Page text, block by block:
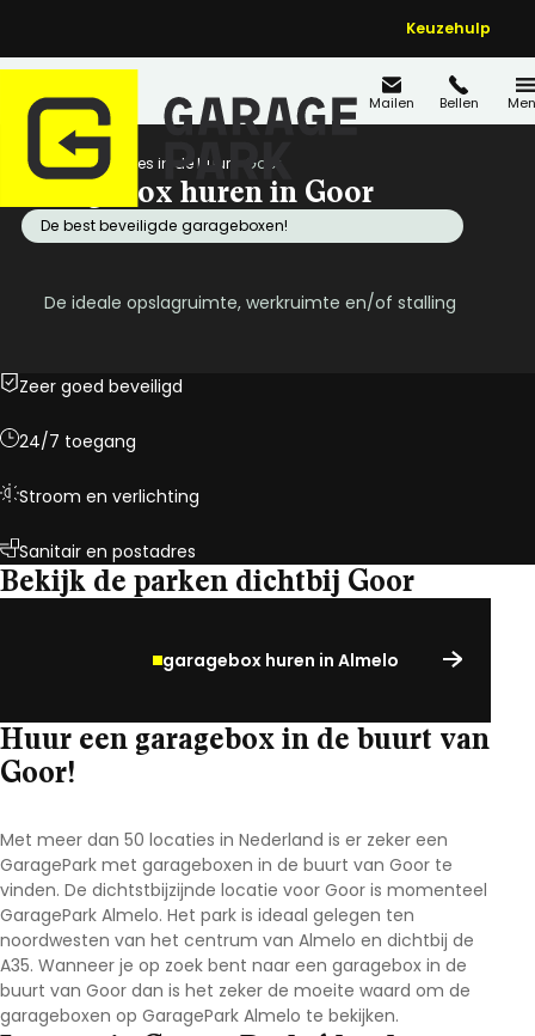
Keuzehulp
Mailen Bellen
Home Locaties in de buurt Goor
Garagebox huren in Goor
De best beveiligde garageboxen!
De ideale opslagruimte, werkruimte en/of stalling
Zeer goed beveiligd
24/7 toegang
Stroom en verlichting
Sanitair en postadres
Bekijk de parken dichtbij Goor
garagebox huren in Almelo
Huur een garagebox in de buurt van
Goor!
Met meer dan 50 locaties in Nederland is er zeker een
GaragePark met garageboxen in de buurt van Goor te
vinden. De dichtstbijzijnde locatie voor Goor is momenteel
GaragePark Almelo. Het park is ideaal gelegen ten
noordwesten van het centrum van Almelo en dichtbij de
A35. Wanneer je op zoek bent naar een garagebox in de
buurt van Goor dan is het zeker de moeite waard om de
garageboxen op GaragePark Almelo te bekijken.